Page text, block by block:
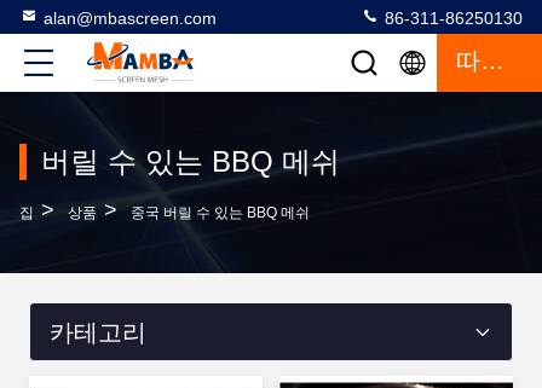
alan@mbascreen.com 86-311-86250130
따옴표
버릴 수 있는 BBQ 메쉬
집 > 상품 > 중국 버릴 수 있는 BBQ 메쉬
카테고리